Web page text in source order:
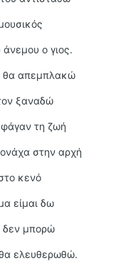
άνεμου ο γιος.
θα απεμπλακώ
ξαναδώ
τη ζωή
στην αρχή
κενό
είμαι δω
δεν μπορώ
ελευθερωθώ.